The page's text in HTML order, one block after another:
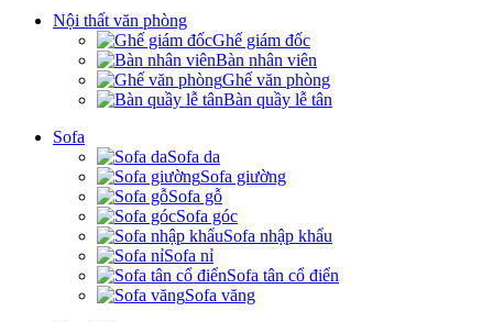
Nội thất văn phòng
Ghế giám đốc
Bàn nhân viên
Ghế văn phòng
Bàn quầy lễ tân
Sofa
Sofa da
Sofa giường
Sofa gỗ
Sofa góc
Sofa nhập khẩu
Sofa nỉ
Sofa tân cổ điển
Sofa văng